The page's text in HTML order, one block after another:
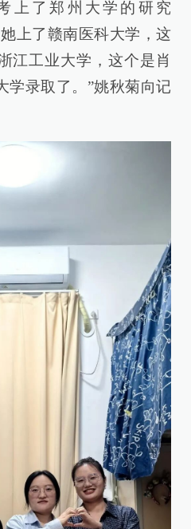
上了郑州大学的研究
上了赣南医科大学，这
江工业大学，这个是肖
学录取了。”姚秋菊向记